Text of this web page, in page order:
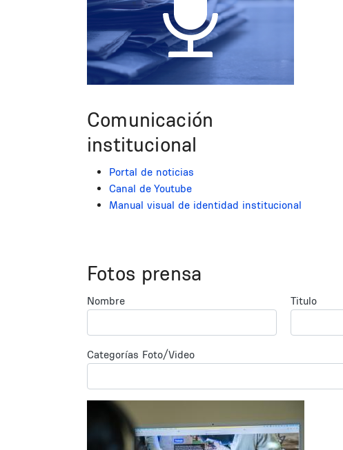
Comunicación
institucional
Portal de noticias
Canal de Youtube
Manual visual de identidad institucional
Fotos prensa
Nombre Titulo
Categorías Foto/Video